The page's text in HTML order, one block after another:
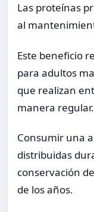
Las proteínas
al
Este beneficio
para adultos
que realizan
manera regular.
Consumir una
distribuidas
conservación
de los años.